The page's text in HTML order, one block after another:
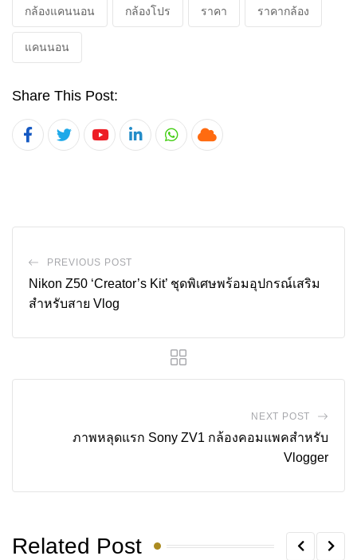
กล้องแคนนอน กล้องโปร ราคา ราคากล้อง
แคนนอน
Share This Post:
YoutubeLinkedInWhatsapp
Cloud
PREVIOUS POST
Nikon Z50 ‘Creator’s Kit’ ชุดพิเศษพร้อมอุปกรณ์เสริม
สำหรับสาย Vlog
NEXT POST
ภาพหลุดแรก Sony ZV1 กล้องคอมแพคสำหรับ
Vlogger
Related Post